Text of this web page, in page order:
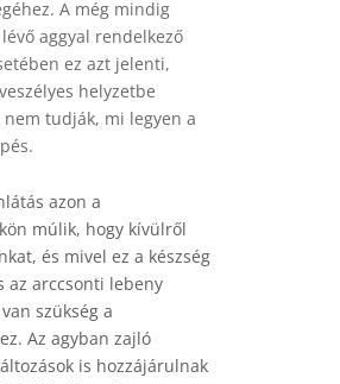
A még mindig
aggyal rendelkező
ez azt jelenti,
helyzetbe
nem tudják, mi legyen a
azon a
múlik, hogy kívülről
és mivel ez a készség
az arccsonti lebeny
szükség a
Az agyban zajló
is hozzájárulnak